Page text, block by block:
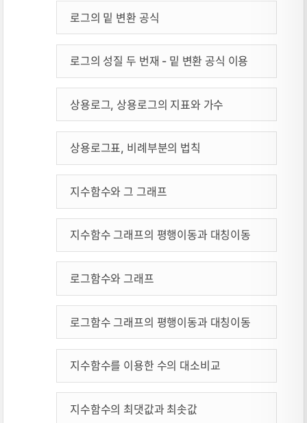
로그의 밑 변환 공식
로그의 성질 두 번재 - 밑 변환 공식 이용
상용로그, 상용로그의 지표와 가수
상용로그표, 비례부분의 법칙
지수함수와 그 그래프
지수함수 그래프의 평행이동과 대칭이동
로그함수와 그래프
로그함수 그래프의 평행이동과 대칭이동
지수함수를 이용한 수의 대소비교
지수함수의 최댓값과 최솟값